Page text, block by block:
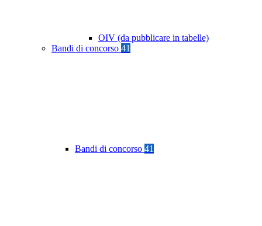
OIV (da pubblicare in tabelle)
Bandi di concorso 41
Bandi di concorso 41